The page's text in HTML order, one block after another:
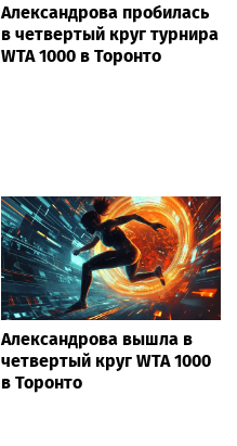
Александрова пробилась
в четвертый круг турнира
WTA 1000 в Торонто
Александрова вышла в
четвертый круг WTA 1000
в Торонто